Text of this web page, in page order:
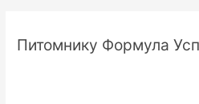
Питомнику Формула